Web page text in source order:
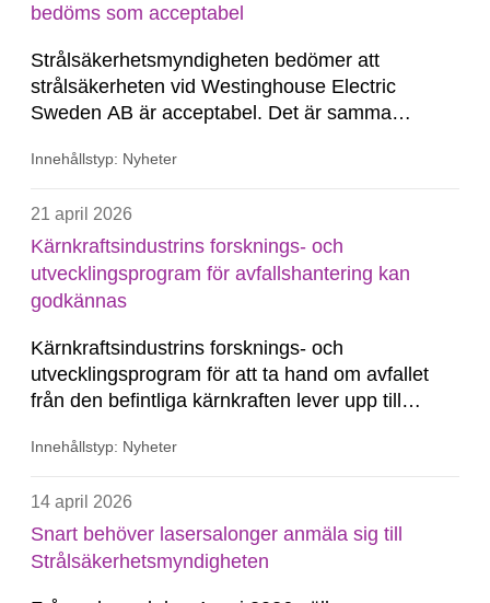
bedöms som acceptabel
Strålsäkerhetsmyndigheten bedömer att
strålsäkerheten vid Westinghouse Electric
Sweden AB är acceptabel. Det är samma
innebär att strålsäkerheten inte förbättrats under
Innehållstyp: Nyheter
21 april 2026
Kärnkraftsindustrins forsknings- och
utvecklingsprogram för avfallshantering kan
godkännas
Kärnkraftsindustrins forsknings- och
utvecklingsprogram för att ta hand om avfallet
från den befintliga kärnkraften lever upp till
Strålsäkerhetsmyndigheten i ett yttrande till
beslut om programmet kan godkännas.
Innehållstyp: Nyheter
14 april 2026
Snart behöver lasersalonger anmäla sig till
Strålsäkerhetsmyndigheten